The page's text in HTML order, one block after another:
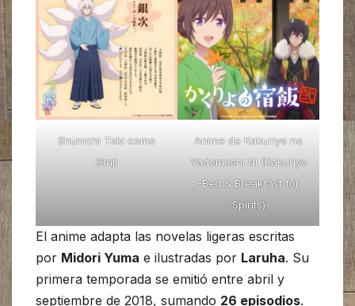
Shunichi Toki como
Ginji
Anime de Kakuriyo no
Yadomeshi Ni (Kakuriyo
-Bed & Breakfast for
Spirits)
El anime adapta las novelas ligeras escritas
por Midori Yuma e ilustradas por Laruha. Su
primera temporada se emitió entre abril y
septiembre de 2018, sumando 26 episodios.